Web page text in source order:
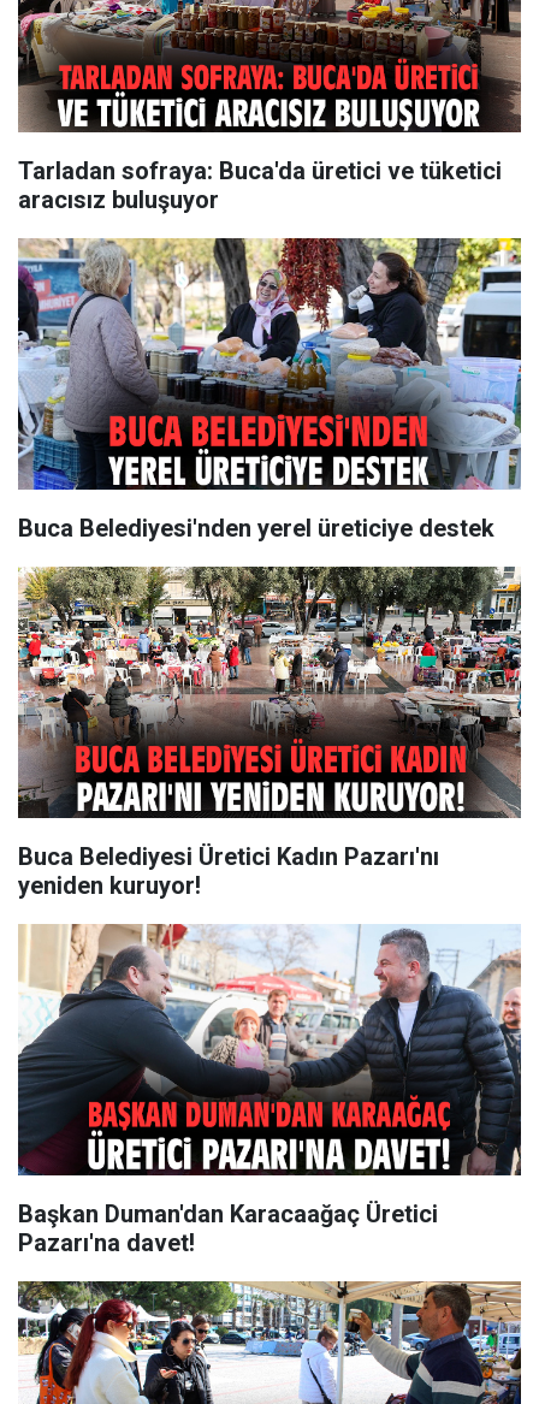
Tarladan sofraya: Buca'da üretici ve tüketici
aracısız buluşuyor
Buca Belediyesi'nden yerel üreticiye destek
Buca Belediyesi Üretici Kadın Pazarı'nı
yeniden kuruyor!
Başkan Duman'dan Karacaağaç Üretici
Pazarı'na davet!